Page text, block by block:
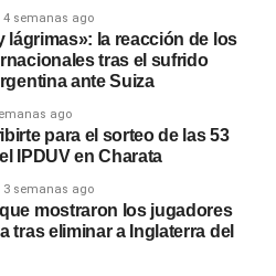
4 semanas ago
lágrimas»: la reacción de los
tras el sufrido
ante Suiza
ago
para el sorteo de las 53
IPDUV en Charata
3 semanas ago
mostraron los jugadores
tras eliminar a Inglaterra del